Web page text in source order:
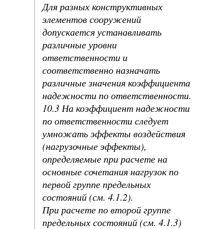
Для разных конструктивных
элементов сооружений
допускается устанавливать
различные уровни
ответственности и
соответственно назначать
различные значения коэффициента
надежности по ответственности.
10.3 На коэффициент надежности
по ответственности следует
умножать эффекты воздействия
(нагрузочные эффекты),
определяемые при расчете на
основные сочетания нагрузок по
первой группе предельных
состояний (см. 4.1.2).
При расчете по второй группе
предельных состояний (см. 4.1.3)